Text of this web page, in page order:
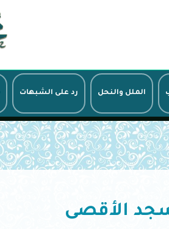
الملل والنحل رد على الشبهات
الأقصى